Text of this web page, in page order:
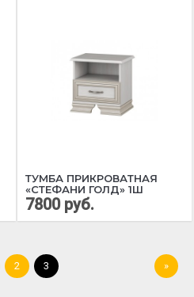
ТУМБА ПРИКРОВАТНАЯ
«СТЕФАНИ ГОЛД» 1Ш
7800 руб.
2 3 »